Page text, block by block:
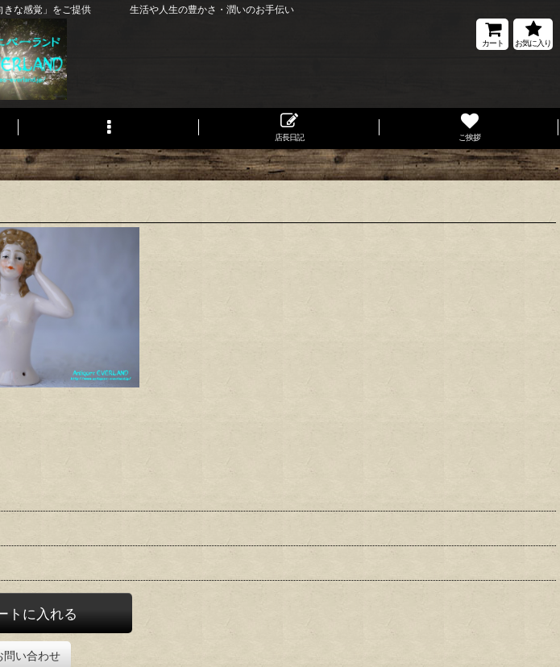
向きな感覚」をご提供 生活や人生の豊かさ・潤いのお手伝い
カート お気に入り
店長日記 ご挨拶
トに入れる
問い合わせ